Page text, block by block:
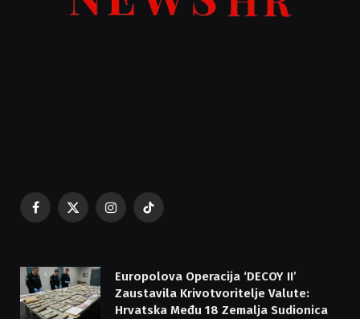
Facebook
X
Instagram
TikTok
Europolova Operacija ‘DECOY II’
Zaustavila Krivotvoritelje Valute:
Hrvatska Među 18 Zemalja Sudionica